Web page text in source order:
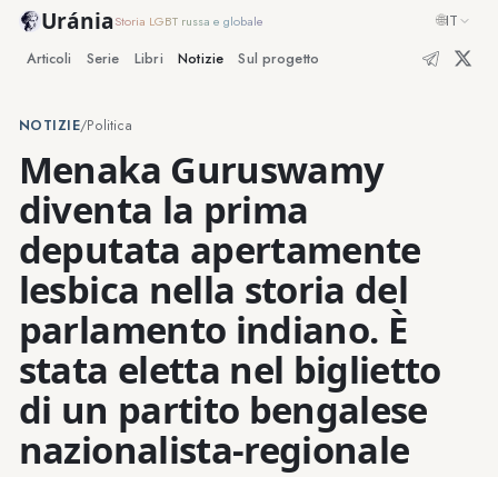
UrániaStoria LGBT russa e globale 🌐IT
Articoli Serie Libri Notizie Sul progetto
NOTIZIE/Politica
Menaka Guruswamy
diventa la prima
deputata apertamente
lesbica nella storia del
parlamento indiano. È
stata eletta nel biglietto
di un partito bengalese
nazionalista-regionale